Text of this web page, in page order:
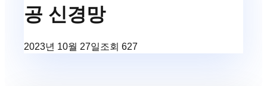
공 신경망
2023년 10월 27일조회 627